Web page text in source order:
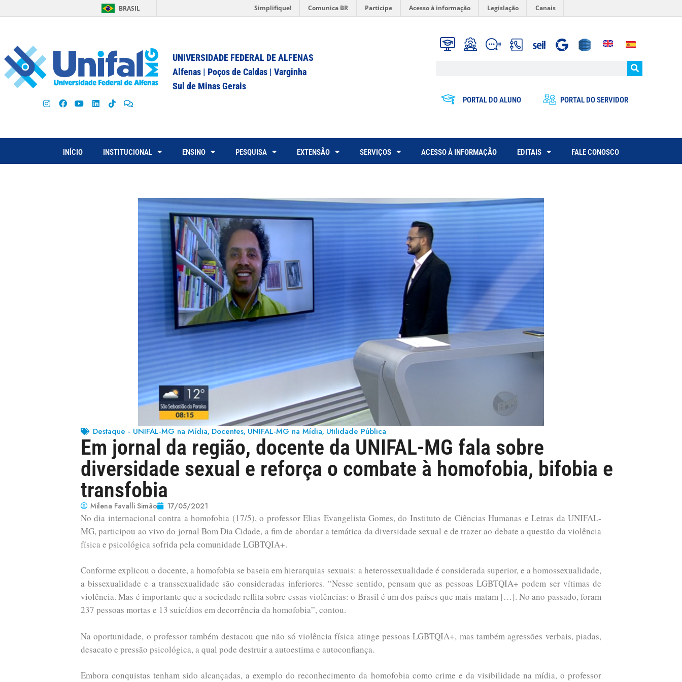
BRASIL Simplifique! Comunica BR Participe Acesso à informação Legislação Canais
UNIVERSIDADE FEDERAL DE ALFENAS
Alfenas | Poços de Caldas | Varginha
Sul de Minas Gerais
PORTAL DO ALUNO PORTAL DO SERVIDOR
INÍCIO INSTITUCIONAL ENSINO PESQUISA EXTENSÃO SERVIÇOS ACESSO À INFORMAÇÃO EDITAIS FALE CONOSCO
Destaque - UNIFAL-MG na Mídia, Docentes, UNIFAL-MG na Mídia, Utilidade Pública
Em jornal da região, docente da UNIFAL-MG fala sobre
diversidade sexual e reforça o combate à homofobia, bifobia e
transfobia
Milena Favalli Simão 17/05/2021
No dia internacional contra a homofobia (17/5), o professor Elias Evangelista Gomes, do Instituto de Ciências Humanas e Letras da UNIFAL-
MG, participou ao vivo do jornal Bom Dia Cidade, a fim de abordar a temática da diversidade sexual e de trazer ao debate a questão da violência
física e psicológica sofrida pela comunidade LGBTQIA+.
Conforme explicou o docente, a homofobia se baseia em hierarquias sexuais: a heterossexualidade é considerada superior, e a homossexualidade,
a bissexualidade e a transsexualidade são consideradas inferiores. “Nesse sentido, pensam que as pessoas LGBTQIA+ podem ser vítimas de
violência. Mas é importante que a sociedade reflita sobre essas violências: o Brasil é um dos países que mais matam […]. No ano passado, foram
237 pessoas mortas e 13 suicídios em decorrência da homofobia”, contou.
Na oportunidade, o professor também destacou que não só violência física atinge pessoas LGBTQIA+, mas também agressões verbais, piadas,
desacato e pressão psicológica, a qual pode destruir a autoestima e autoconfiança.
Embora conquistas tenham sido alcançadas, a exemplo do reconhecimento da homofobia como crime e da visibilidade na mídia, o professor